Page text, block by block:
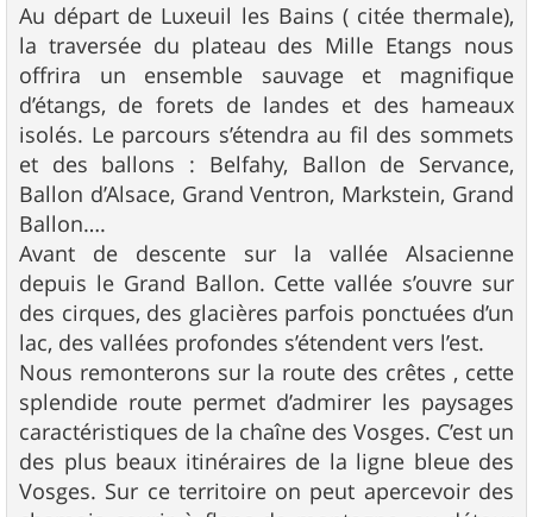
s
s
a
g
e
Au départ de Luxeuil les Bains ( citée thermale),
la traversée du plateau des Mille Etangs nous
offrira un ensemble sauvage et magnifique
d’étangs, de forets de landes et des hameaux
isolés. Le parcours s’étendra au fil des sommets
et des ballons : Belfahy, Ballon de Servance,
Ballon d’Alsace, Grand Ventron, Markstein, Grand
Ballon….
Avant de descente sur la vallée Alsacienne
depuis le Grand Ballon. Cette vallée s’ouvre sur
des cirques, des glacières parfois ponctuées d’un
lac, des vallées profondes s’étendent vers l’est.
Nous remonterons sur la route des crêtes , cette
splendide route permet d’admirer les paysages
caractéristiques de la chaîne des Vosges. C’est un
des plus beaux itinéraires de la ligne bleue des
Vosges. Sur ce territoire on peut apercevoir des